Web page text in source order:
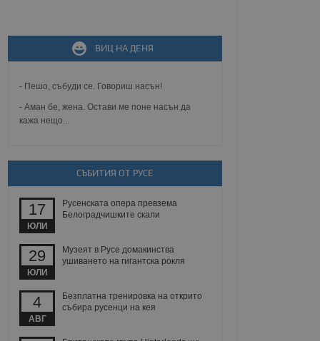
ВИЦ НА ДЕНЯ
- Пешо, събуди се. Говориш насън!
- Аман бе, жена. Остави ме поне насън да
кажа нещо...
СЪБИТИЯ ОТ РУСЕ
17
ЮЛИ
Русенската опера превзема
Белоградчишките скали
29
ЮЛИ
Музеят в Русе домакинства
ушиването на гигантска рокля
4
АВГ
Безплатна тренировка на открито
събира русенци на кея
зададена от уеб
неразрешеното
Той не съдържа
при затваряне
на съгласието на
че техните
за да се правят
уебсайт.
на
на бисквитките,
съответствие и
и
и предоставя
използва
потребител може